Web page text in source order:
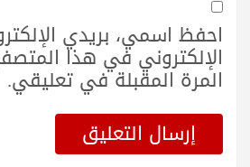
احفظ اسمي، بريدي
الإلكتروني في هذا
المرة المقبلة في تعليقي.